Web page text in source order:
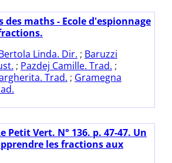
des maths - Ecole d'espionnage
Linda. Dir. ; Baruzzi
; Pazdej Camille. Trad. ;
Trad. ; Gramegna
Petit Vert. N° 136. p. 47-47. Un
les fractions aux